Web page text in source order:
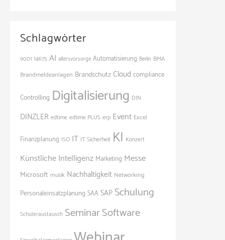
Schlagwörter
9001 14675 AI altersvorsorge Automatisierung Berlin BMA
Brandmeldeanlagen BrandschutzCloud compliance
Controlling Digitalisierung DIN
DINZLER edtime edtime PLUS erp Event Excel
Finanzplanung ISO IT IT Sicherheit KI Konzert
Künstliche Intelligenz Marketing Messe
Microsoft musik Nachhaltigkeit Networking
Personaleinsatzplanung SAASAP Schulung
Schüleraustausch SeminarSoftware